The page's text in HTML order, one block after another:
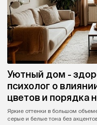
Уютный дом -
психолог о
цветов и порядка
Яркие оттенки в большом
серые и белые тона без